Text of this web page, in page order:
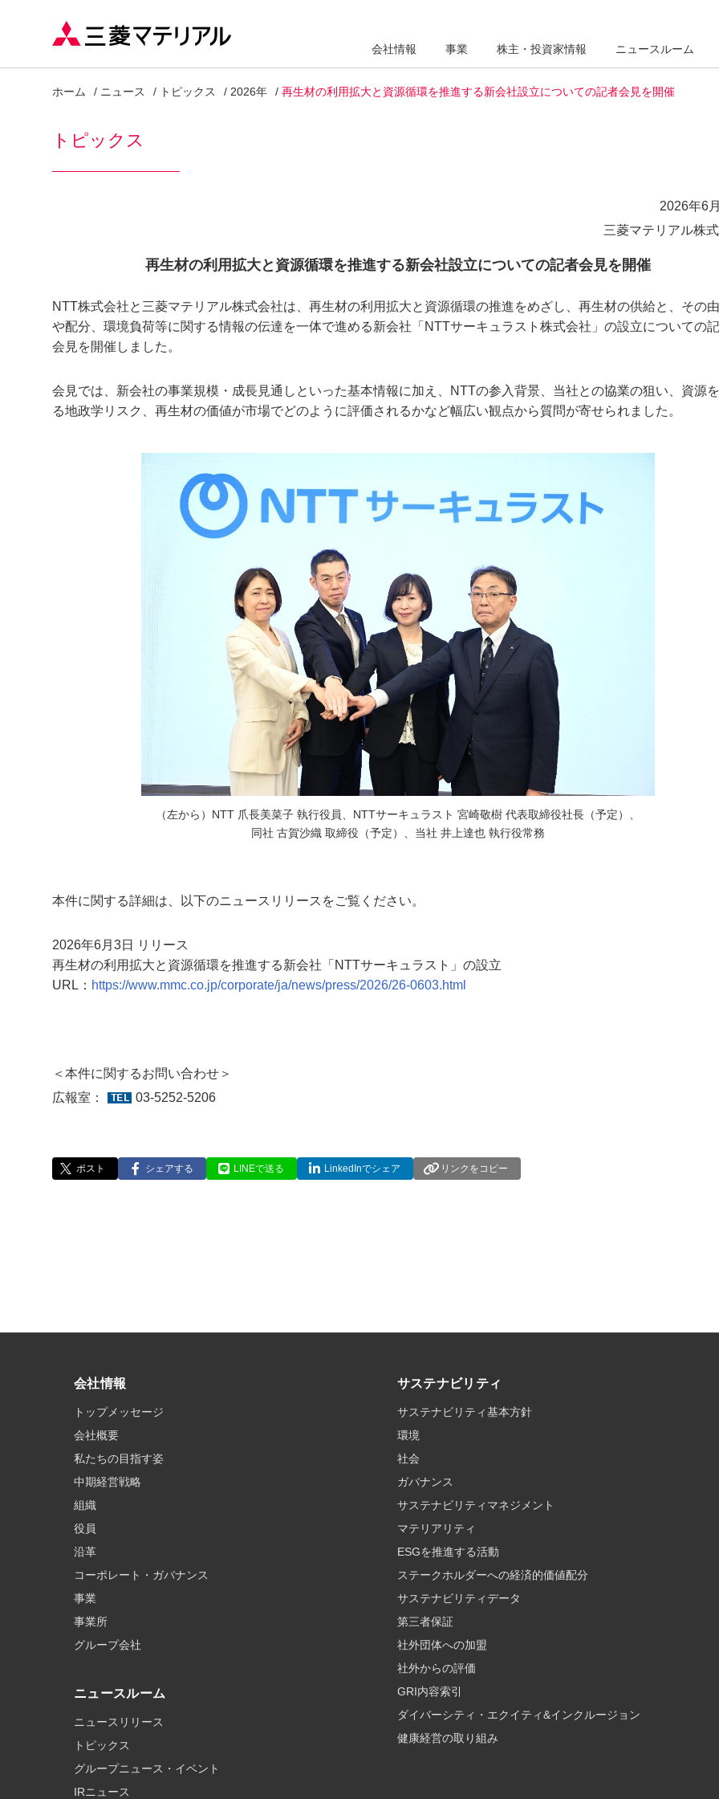
会社情報 事業 株主・投資家情報 ニュースルーム
ホーム ニュース トピックス 2026年 再生材の利用拡大と資源循環を推進する新会社設立についての記者会見を開催
トピックス
2026年6
三菱マテリアル株
再生材の利用拡大と資源循環を推進する新会社設立についての記者会見を開催
NTT株式会社と三菱マテリアル株式会社は、再生材の利用拡大と資源循環の推進をめざし、再生材の供給と、その
や配分、環境負荷等に関する情報の伝達を一体で進める新会社「NTTサーキュラスト株式会社」の設立についての
会見を開催しました。
会見では、新会社の事業規模・成長見通しといった基本情報に加え、NTTの参入背景、当社との協業の狙い、資源
る地政学リスク、再生材の価値が市場でどのように評価されるかなど幅広い観点から質問が寄せられました。
（左から）NTT 爪長美菜子 執行役員、NTTサーキュラスト 宮崎敬樹 代表取締役社長（予定）、
同社 古賀沙織 取締役（予定）、当社 井上達也 執行役常務
本件に関する詳細は、以下のニュースリリースをご覧ください。
2026年6月3日 リリース
再生材の利用拡大と資源循環を推進する新会社「NTTサーキュラスト」の設立
URL： https://www.mmc.co.jp/corporate/ja/news/press/2026/26-0603.html
＜本件に関するお問い合わせ＞
広報室：
03-5252-5206
ポスト シェアする LINEで送る LinkedInでシェア リンクをコピー
会社情報
トップメッセージ
会社概要
私たちの目指す姿
中期経営戦略
組織
役員
沿革
コーポレート・ガバナンス
事業
事業所
グループ会社
ニュースルーム
ニュースリリース
トピックス
グループニュース・イベント
IRニュース
サステナビリティ
サステナビリティ基本方針
環境
社会
ガバナンス
サステナビリティマネジメント
マテリアリティ
ESGを推進する活動
ステークホルダーへの経済的価値配分
サステナビリティデータ
第三者保証
社外団体への加盟
社外からの評価
GRI内容索引
ダイバーシティ・エクイティ&インクルージョン
健康経営の取り組み